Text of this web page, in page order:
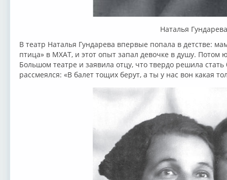
Наталья Гундарева
В театр Наталья Гундарева впервые попала в детстве:
птица» в МХАТ, и этот опыт запал девочке в душу. Потом
Большом театре и заявила отцу, что твердо решила
рассмеялся: «В балет тощих берут, а ты у нас вон какая